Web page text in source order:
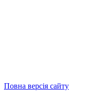
Повна версія сайту